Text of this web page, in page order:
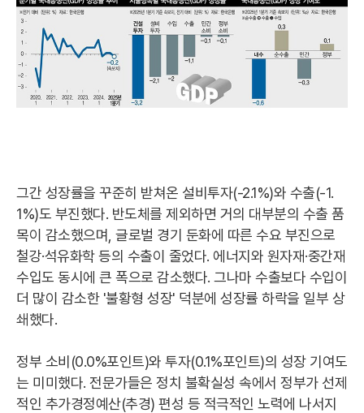
그간 성장률을 꾸준히 받쳐온 설비투자(-2.1%)와 수출(-1.
1%)도 부진했다. 반도체를 제외하면 거의 대부분의 수출 품
목이 감소했으며, 글로벌 경기 둔화에 따른 수요 부진으로
철강·석유화학 등의 수출이 줄었다. 에너지와 원자재·중간재
수입도 동시에 큰 폭으로 감소했다. 그나마 수출보다 수입이
더 많이 감소한 '불황형 성장' 덕분에 성장률 하락을 일부 상
쇄했다.
정부 소비(0.0%포인트)와 투자(0.1%포인트)의 성장 기여도
는 미미했다. 전문가들은 정치 불확실성 속에서 정부가 선제
적인 추가경정예산(추경) 편성 등 적극적인 노력에 나서지